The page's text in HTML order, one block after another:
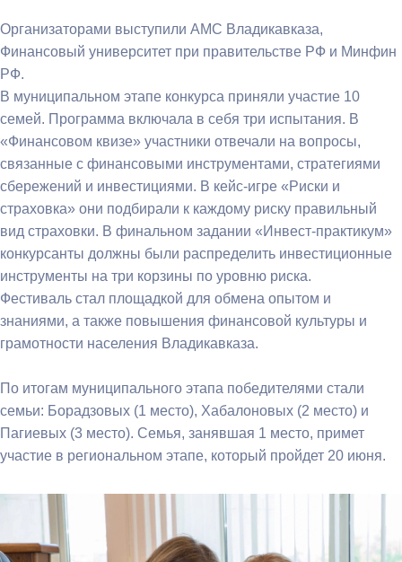
Организаторами выступили АМС Владикавказа,
Финансовый университет при правительстве РФ и Минфин
РФ.
В муниципальном этапе конкурса приняли участие 10
семей. Программа включала в себя три испытания. В
«Финансовом квизе» участники отвечали на вопросы,
связанные с финансовыми инструментами, стратегиями
сбережений и инвестициями. В кейс-игре «Риски и
страховка» они подбирали к каждому риску правильный
вид страховки. В финальном задании «Инвест-практикум»
конкурсанты должны были распределить инвестиционные
инструменты на три корзины по уровню риска.
Фестиваль стал площадкой для обмена опытом и
знаниями, а также повышения финансовой культуры и
грамотности населения Владикавказа.
По итогам муниципального этапа победителями стали
семьи: Борадзовых (1 место), Хабалоновых (2 место) и
Пагиевых (3 место). Семья, занявшая 1 место, примет
участие в региональном этапе, который пройдет 20 июня.